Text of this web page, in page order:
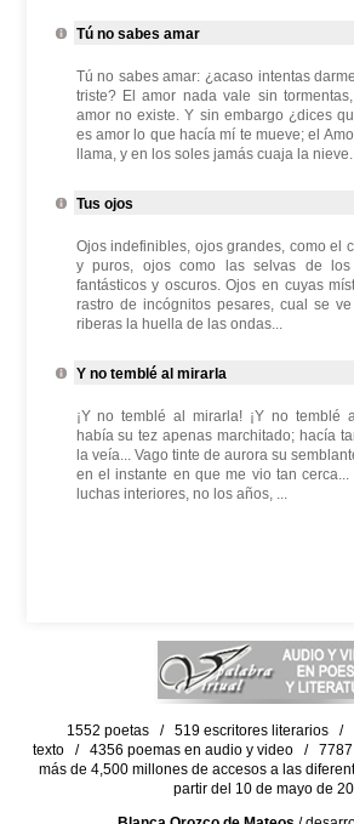
Tú no sabes amar
Tú no sabes amar: ¿acaso intentas
triste? El amor nada vale sin
amor no existe. Y sin embargo ¿dices
es amor lo que hacía mí te mueve; el
llama, y en los soles jamás cuaja la nieve.
Tus ojos
Ojos indefinibles, ojos grandes, como el
y puros, ojos como las selvas de los
fantásticos y oscuros. Ojos en cuyas
rastro de incógnitos pesares, cual se
riberas la huella de las ondas...
Y no temblé al mirarla
¡Y no temblé al mirarla! ¡Y no temblé
había su tez apenas marchitado; hacía
la veía... Vago tinte de aurora su
en el instante en que me vio tan cerca...
luchas interiores, no los años, ...
1552 poetas / 519 escritores literarios /
texto / 4356 poemas en audio y video / 7787
más de 4,500 millones de accesos a las
partir del 10 de mayo de